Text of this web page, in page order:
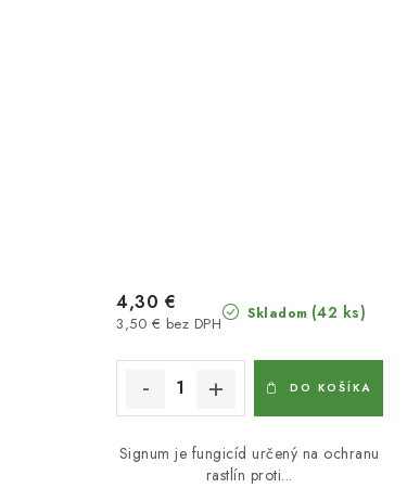
Skladom (42 ks)
3,50 € bez DPH
4,30 €
DO KOŠÍKA
Signum je fungicíd určený na ochranu
rastlín proti...